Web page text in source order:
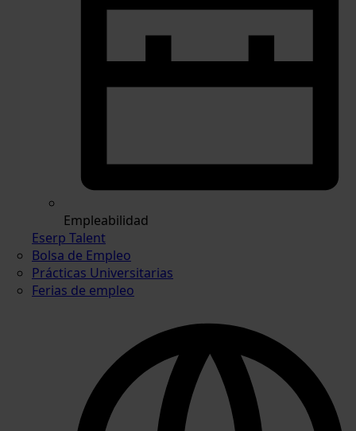
Empleabilidad
Eserp Talent
Bolsa de Empleo
Prácticas Universitarias
Ferias de empleo